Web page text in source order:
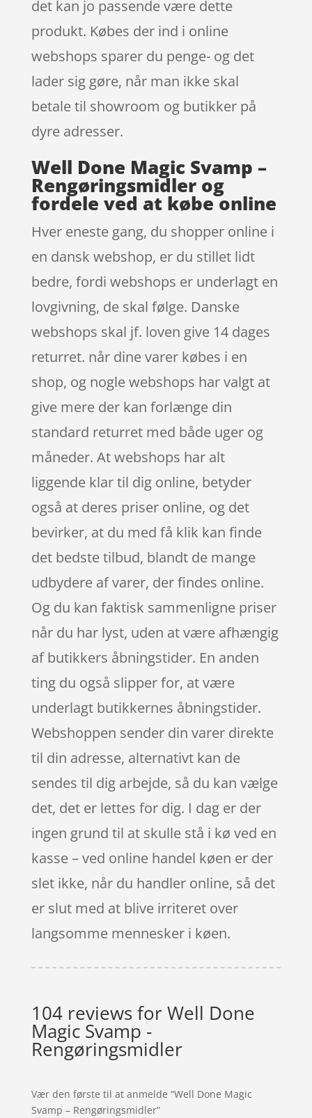
det kan jo passende være dette
produkt. Købes der ind i online
webshops sparer du penge- og det
lader sig gøre, når man ikke skal
betale til showroom og butikker på
dyre adresser.
Well Done Magic Svamp –
Rengøringsmidler og
fordele ved at købe online
Hver eneste gang, du shopper online i
en dansk webshop, er du stillet lidt
bedre, fordi webshops er underlagt en
lovgivning, de skal følge. Danske
webshops skal jf. loven give 14 dages
returret. når dine varer købes i en
shop, og nogle webshops har valgt at
give mere der kan forlænge din
standard returret med både uger og
måneder. At webshops har alt
liggende klar til dig online, betyder
også at deres priser online, og det
bevirker, at du med få klik kan finde
det bedste tilbud, blandt de mange
udbydere af varer, der findes online.
Og du kan faktisk sammenligne priser
når du har lyst, uden at være afhængig
af butikkers åbningstider. En anden
ting du også slipper for, at være
underlagt butikkernes åbningstider.
Webshoppen sender din varer direkte
til din adresse, alternativt kan de
sendes til dig arbejde, så du kan vælge
det, det er lettes for dig. I dag er der
ingen grund til at skulle stå i kø ved en
kasse – ved online handel køen er der
slet ikke, når du handler online, så det
er slut med at blive irriteret over
langsomme mennesker i køen.
104 reviews forWell Done
Magic Svamp -
Rengøringsmidler
Vær den første til at anmelde “Well Done Magic
Svamp – Rengøringsmidler”